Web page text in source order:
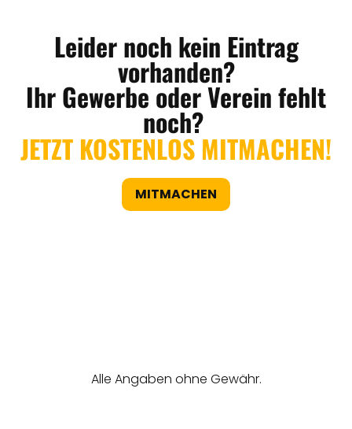
Leider noch kein Eintrag
vorhanden?
Ihr Gewerbe oder Verein fehlt
noch?
JETZT KOSTENLOS MITMACHEN!
MITMACHEN